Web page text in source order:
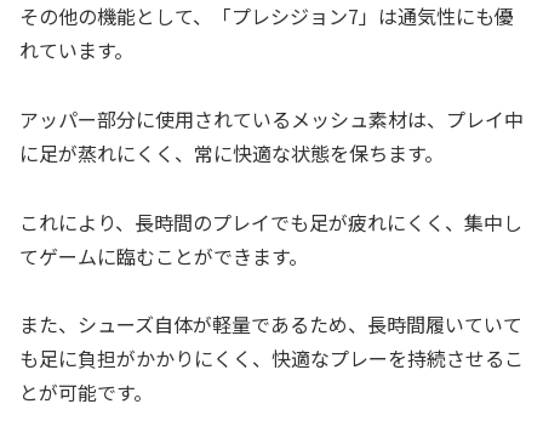
その他の機能として、「プレシジョン7」は通気性にも優
れています。
アッパー部分に使用されているメッシュ素材は、プレイ中
に足が蒸れにくく、常に快適な状態を保ちます。
これにより、長時間のプレイでも足が疲れにくく、集中し
てゲームに臨むことができます。
また、シューズ自体が軽量であるため、長時間履いていて
も足に負担がかかりにくく、快適なプレーを持続させるこ
とが可能です。